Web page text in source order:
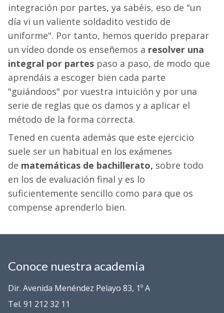
integración por partes, ya sabéis, eso de "un
día vi un valiente soldadito vestido de
uniforme". Por tanto, hemos querido preparar
un vídeo donde os enseñemos a resolver una
integral por partes paso a paso, de modo que
aprendáis a escoger bien cada parte
"guiándoos" por vuestra intuición y por una
serie de reglas que os damos y a aplicar el
método de la forma correcta.
Tened en cuenta además que este ejercicio
suele ser un habitual en los exámenes
de matemáticas de bachillerato, sobre todo
en los de evaluación final y es lo
suficientemente sencillo como para que os
compense aprenderlo bien.
Conoce nuestra academia
Dir. Avenida Menéndez Pelayo 83, 1º A
Tel. 91 212 32 11